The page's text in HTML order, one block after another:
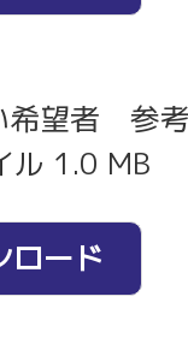
希望者 参
ル 1.0 MB
ロード